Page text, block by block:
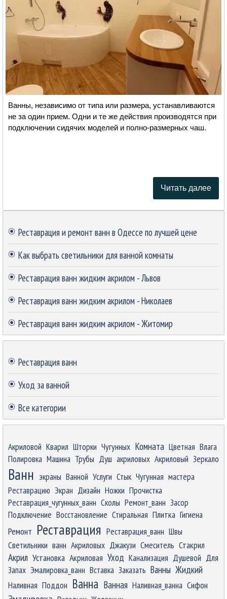
Ванны, независимо от типа или размера, устанавливаются
не за один прием. Одни и те же действия производятся при
подключении сидячих моделей и полно-размерных чаш.
Читать далее
Реставрация и ремонт ванн в Одессе по лучшей цене
Как выбрать светильники для ванной комнаты
Реставрация ванн жидким акрилом - Львов
Реставрация ванн жидким акрилом - Николаев
Реставрация ванн жидким акрилом - Житомир
Реставрация ванн
Уход за ванной
Все категории
Акриловой Кварил Шторки Чугунных Комната Цветная Влага
Полировка Машина Трубы Душ акриловых Акриловый Зеркало
Ванн экраны Ванной Услуги Стык Чугунная мастера
Реставрацию Экран Дизайн Ножки Прочистка
Реставрация_чугунных_ванн Сколы Ремонт_ванн Засор
Подключение Восстановление Стиральная Плитка Гигиена
Ремонт Реставрация Реставрация_ванн Швы
Светильники ванн Акриловых Джакузи Смеситель Стакрил
Акрил Установка Акриловая Уход Канализация Душевой Для
Запах Эмалировка_ванн Вставка Заказать Ванны Жидкий
Наливная Поддон Ванна Ванная Наливная_ванна Сифон